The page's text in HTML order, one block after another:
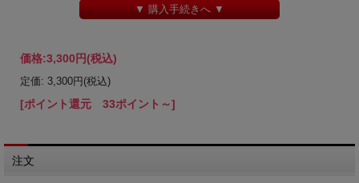
▼ 購入手続きへ ▼
価格:3,300円(税込)
定価: 3,300円(税込)
[ポイント還元 33ポイント～]
注文